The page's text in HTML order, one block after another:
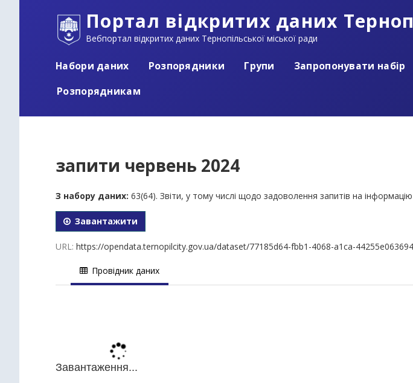
Портал відкритих даних
Вебпортал відкритих даних Тернопільської міської ради
Набори даних Розпорядники Групи Запропонувати набір
Розпорядникам
запити червень 2024
З набору даних: 63(64). Звіти, у тому числі щодо задоволення запитів на інформацію
Завантажити
URL: https://opendata.ternopilcity.gov.ua/dataset/77185d64-fbb1-4068-a1ca-
Провідник даних